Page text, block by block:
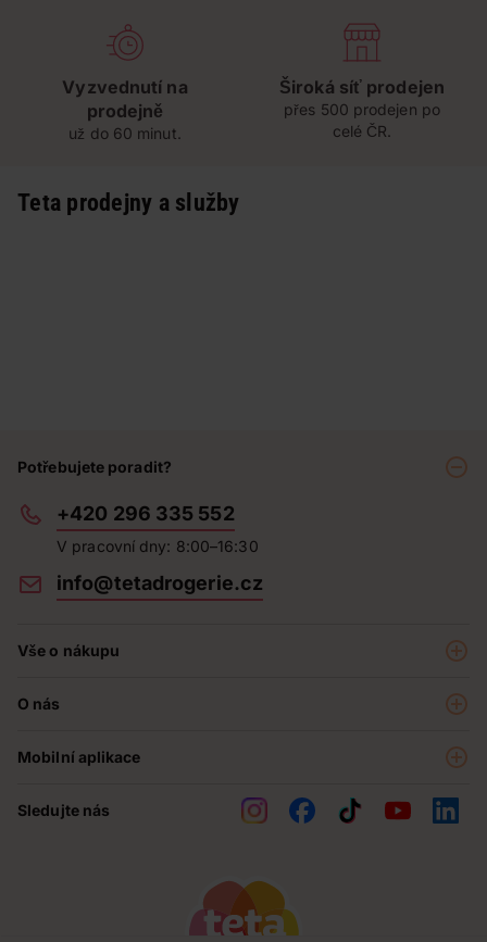
Vyzvednutí na
prodejně
už do 60 minut.
Široká síť prodejen
přes 500 prodejen po
celé ČR.
Teta prodejny a služby
Potřebujete poradit?
+420 296 335 552
V pracovní dny: 8:00–16:30
info@tetadrogerie.cz
Vše o nákupu
Prodejny
Obchodní podmínky
O nás
Teta pomáhá
Mobilní aplikace
Sledujte nás